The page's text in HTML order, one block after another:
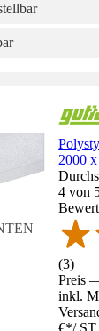
2000
4 von
(3)
Preis
inkl.
€*/ ST